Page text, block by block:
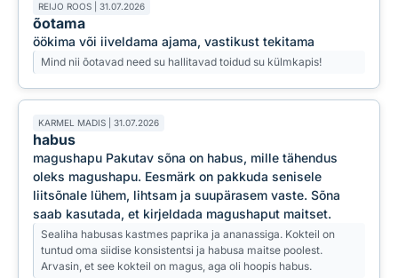
REIJO ROOS | 31.07.2026
õotama
öökima või iiveldama ajama, vastikust tekitama
Mind nii õotavad need su hallitavad toidud su külmkapis!
KARMEL MADIS | 31.07.2026
habus
magushapu Pakutav sõna on habus, mille tähendus
oleks magushapu. Eesmärk on pakkuda senisele
liitsõnale lühem, lihtsam ja suupärasem vaste. Sõna
saab kasutada, et kirjeldada magushaput maitset.
Sealiha habusas kastmes paprika ja ananassiga. Kokteil on
tuntud oma siidise konsistentsi ja habusa maitse poolest.
Arvasin, et see kokteil on magus, aga oli hoopis habus.